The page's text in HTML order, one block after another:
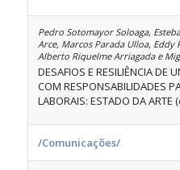
Pedro Sotomayor Soloaga,
Arce, Marcos Parada Ulloa, Eddy
Alberto Riquelme Arriagada e
DESAFIOS E RESILIÊNCIA DE
COM RESPONSABILIDADES
LABORAIS: ESTADO DA
/Comunicações/